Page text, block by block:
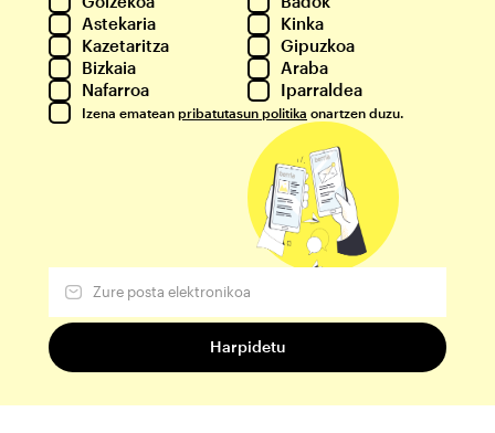
Astekaria
Kinka
Kazetaritza
Gipuzkoa
Bizkaia
Araba
Nafarroa
Iparraldea
Izena ematean pribatutasun politika onartzen duzu.